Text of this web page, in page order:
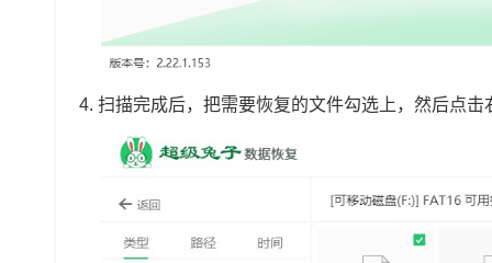
4. 扫描完成后，把需要恢复的文件勾选上，然后点击